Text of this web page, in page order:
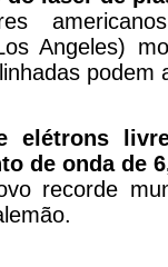
Angeles)
podem
elétrons
de onda de
recorde